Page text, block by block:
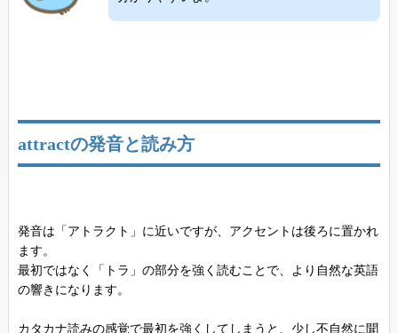
attractの発音と読み方
発音は「アトラクト」に近いですが、アクセントは後ろに置かれ
ます。
最初ではなく「トラ」の部分を強く読むことで、より自然な英語
の響きになります。
カタカナ読みの感覚で最初を強くしてしまうと、少し不自然に聞